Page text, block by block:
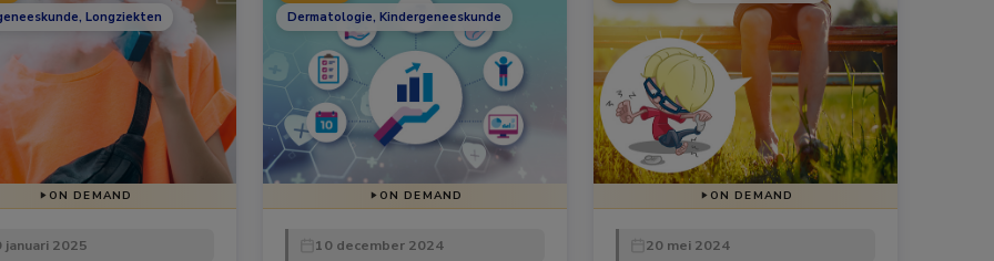
Longziekten
ON DEMAND
januari 2025
Dermatologie, Kindergeneeskunde
ON DEMAND
10 december 2024
ON DEMAND
20 mei 2024